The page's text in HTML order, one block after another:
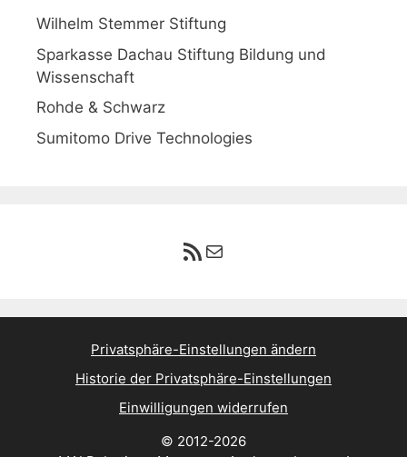
Wilhelm Stemmer Stiftung
Sparkasse Dachau Stiftung Bildung und
Wissenschaft
Rohde & Schwarz
Sumitomo Drive Technologies
RSS-Feed
E-Mail
Privatsphäre-Einstellungen ändern
Historie der Privatsphäre-Einstellungen
Einwilligungen widerrufen
© 2012-2026